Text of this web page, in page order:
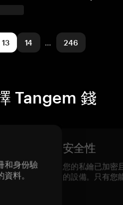
兌換
13 14 … 246
Tangem 錢
和身份驗
料。
安全性
您的私鑰已加密
的設備。只有您